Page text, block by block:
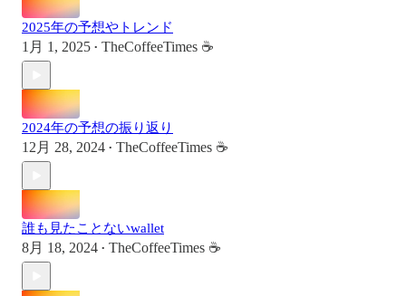
2025年の予想やトレンド
1月 1, 2025 • TheCoffeeTimes ☕
2024年の予想の振り返り
12月 28, 2024 • TheCoffeeTimes ☕
誰も見たことないwallet
8月 18, 2024 • TheCoffeeTimes ☕